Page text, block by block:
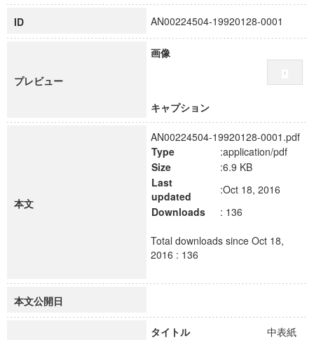
慶應義塾大学グローバルCOEプログラム論理と感性の先端的
博士課程教育リーディングプログラム「超成熟社会発展のサ
学術雑誌掲載論文等(8)
ID AN00224504-19920128-0001
プレビュー
画像
キャプション
本文
AN00224504-19920128-0001.pdf
Type
:application/pdf
Size
:6.9 KB
Last
updated
:Oct 18, 2016
Downloads
: 136
Total downloads since Oct 18,
2016 : 136
本文公開日
タイトル 中表紙